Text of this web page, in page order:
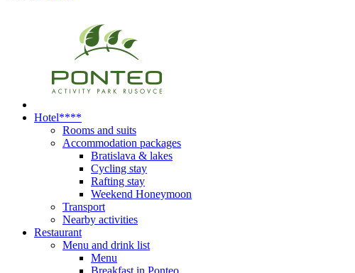
Hotel****
Rooms and suits
Accommodation packages
Bratislava & lakes
Cycling stay
Rafting stay
Weekend Honeymoon
Transport
Nearby activities
Restaurant
Menu and drink list
Menu